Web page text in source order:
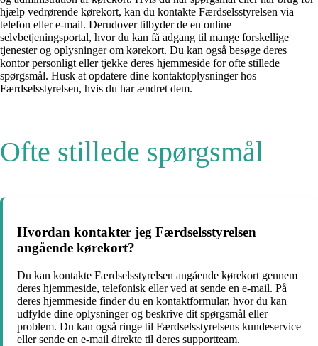
hjælp vedrørende kørekort, kan du kontakte Færdselsstyrelsen via
telefon eller e-mail. Derudover tilbyder de en online
selvbetjeningsportal, hvor du kan få adgang til mange forskellige
tjenester og oplysninger om kørekort. Du kan også besøge deres
kontor personligt eller tjekke deres hjemmeside for ofte stillede
spørgsmål. Husk at opdatere dine kontaktoplysninger hos
Færdselsstyrelsen, hvis du har ændret dem.
Ofte stillede spørgsmål
Hvordan kontakter jeg Færdselsstyrelsen
angående kørekort?
Du kan kontakte Færdselsstyrelsen angående kørekort gennem
deres hjemmeside, telefonisk eller ved at sende en e-mail. På
deres hjemmeside finder du en kontaktformular, hvor du kan
udfylde dine oplysninger og beskrive dit spørgsmål eller
problem. Du kan også ringe til Færdselsstyrelsens kundeservice
eller sende en e-mail direkte til deres supportteam.